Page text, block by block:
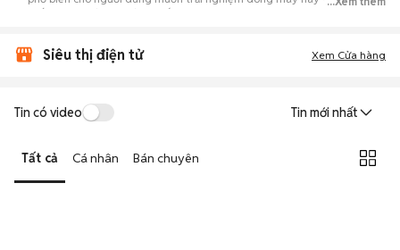
thấp hơn so với khi mới ra mắt.
quốc từ nhiều cá nhân muốn lên đời máy, mang đến đa dạng sự lựa
chọn về tình trạng bảo hành, hình thức máy và màu sắc.
đánh giá chính xác hiệu năng thực tế của máy so với mô tả trên
Mua bán linh hoạt: Hai bên có thể chủ động thỏa thuận giá cả và
địa điểm giao nhận, chốt giao dịch nhanh chóng khi đạt được
Siêu thị điện tử Xem Cửa hàng
Tin có video Tin mới nhất
Tất cả Cá nhân Bán chuyên